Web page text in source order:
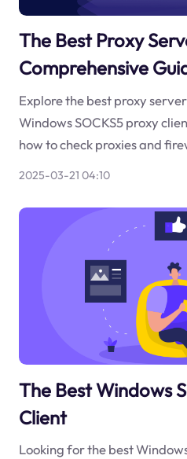
The Best Proxy
Comprehensive
Explore the best proxy
Windows SOCKS5 proxy
how to check proxies and
2025-03-21 04:10
The Best Windows
Client
Looking for the best